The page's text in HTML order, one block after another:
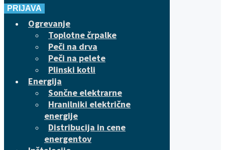
PRIJAVA
Ogrevanje
Toplotne črpalke
Peči na drva
Peči na pelete
Plinski kotli
Energija
Sončne elektrarne
Hranilniki električne
energije
Distribucija in cene
energentov